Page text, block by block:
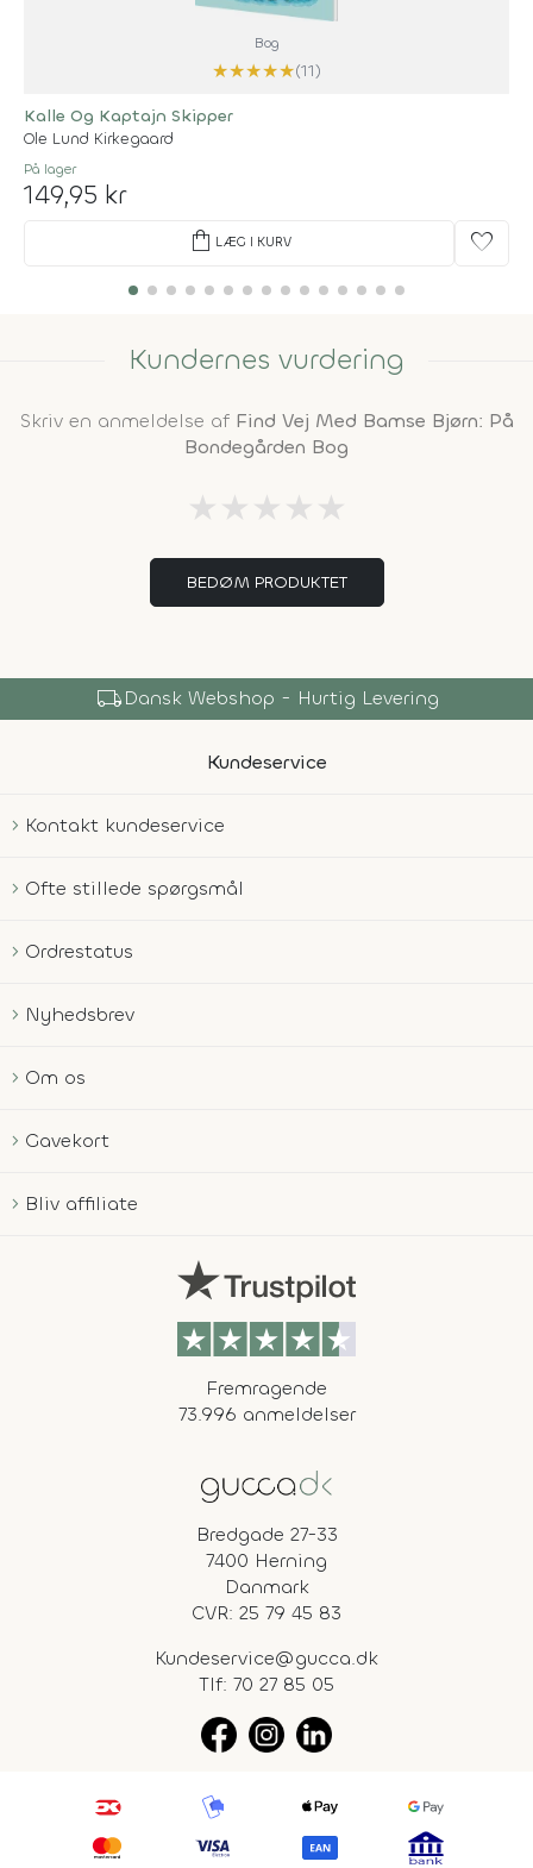
Bog
★★★★★(11)
Kalle Og Kaptajn Skipper
Ole Lund Kirkegaard
På lager
149,95 kr
shopping_bag LÆG I KURV favorite
Kundernes vurdering
Skriv en anmeldelse af Find Vej Med Bamse Bjørn: På
Bondegården Bog
★ ★ ★ ★ ★
BEDØM PRODUKTET
local_shippingDansk Webshop - Hurtig Levering
Kundeservice
Kontakt kundeservice
Ofte stillede spørgsmål
Ordrestatus
Nyhedsbrev
Om os
Gavekort
Bliv affiliate
Fremragende
73.996 anmeldelser
Bredgade 27-33
7400 Herning
Danmark
CVR: 25 79 45 83
Kundeservice@gucca.dk
Tlf: 70 27 85 05